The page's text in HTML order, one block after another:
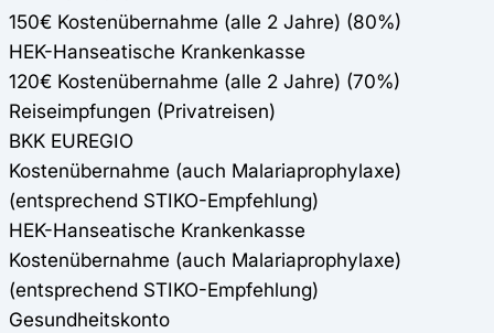
150€ Kostenübernahme (alle 2 Jahre) (80%)
HEK-Hanseatische Krankenkasse
120€ Kostenübernahme (alle 2 Jahre) (70%)
Reiseimpfungen (Privatreisen)
BKK EUREGIO
Kostenübernahme (auch Malariaprophylaxe)
(entsprechend STIKO-Empfehlung)
HEK-Hanseatische Krankenkasse
Kostenübernahme (auch Malariaprophylaxe)
(entsprechend STIKO-Empfehlung)
Gesundheitskonto